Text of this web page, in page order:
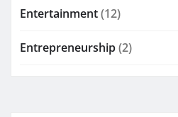
Entertainment(12)
Entrepreneurship(2)